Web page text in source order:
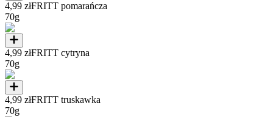
4,99 złFRITT pomarańcza
70g
4,99 złFRITT cytryna
70g
4,99 złFRITT truskawka
70g